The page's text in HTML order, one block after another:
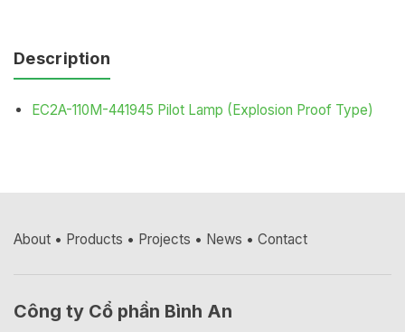
Description
EC2A-110M-441945 Pilot Lamp (Explosion Proof Type)
About • Products • Projects • News • Contact
Công ty Cổ phần Bình An